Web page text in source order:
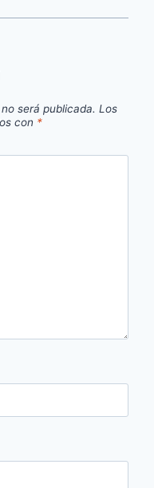
será publicada. Los
con *